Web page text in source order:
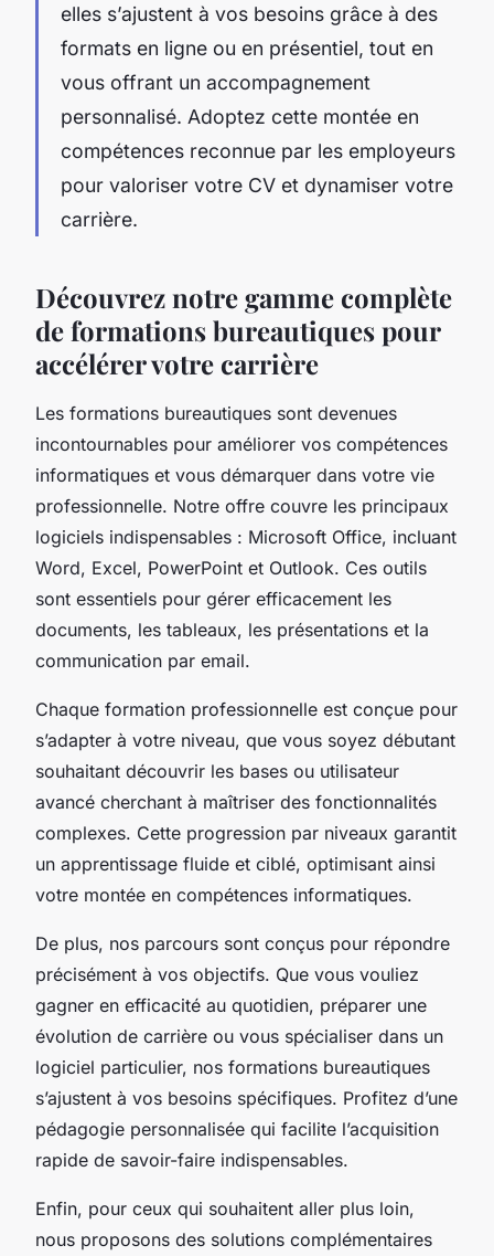
elles s’ajustent à vos besoins grâce à des
formats en ligne ou en présentiel, tout en
vous offrant un accompagnement
personnalisé. Adoptez cette montée en
compétences reconnue par les employeurs
pour valoriser votre CV et dynamiser votre
carrière.
Découvrez notre gamme complète
de formations bureautiques pour
accélérer votre carrière
Les formations bureautiques sont devenues
incontournables pour améliorer vos compétences
informatiques et vous démarquer dans votre vie
professionnelle. Notre offre couvre les principaux
logiciels indispensables : Microsoft Office, incluant
Word, Excel, PowerPoint et Outlook. Ces outils
sont essentiels pour gérer efficacement les
documents, les tableaux, les présentations et la
communication par email.
Chaque formation professionnelle est conçue pour
s’adapter à votre niveau, que vous soyez débutant
souhaitant découvrir les bases ou utilisateur
avancé cherchant à maîtriser des fonctionnalités
complexes. Cette progression par niveaux garantit
un apprentissage fluide et ciblé, optimisant ainsi
votre montée en compétences informatiques.
De plus, nos parcours sont conçus pour répondre
précisément à vos objectifs. Que vous vouliez
gagner en efficacité au quotidien, préparer une
évolution de carrière ou vous spécialiser dans un
logiciel particulier, nos formations bureautiques
s’ajustent à vos besoins spécifiques. Profitez d’une
pédagogie personnalisée qui facilite l’acquisition
rapide de savoir-faire indispensables.
Enfin, pour ceux qui souhaitent aller plus loin,
nous proposons des solutions complémentaires